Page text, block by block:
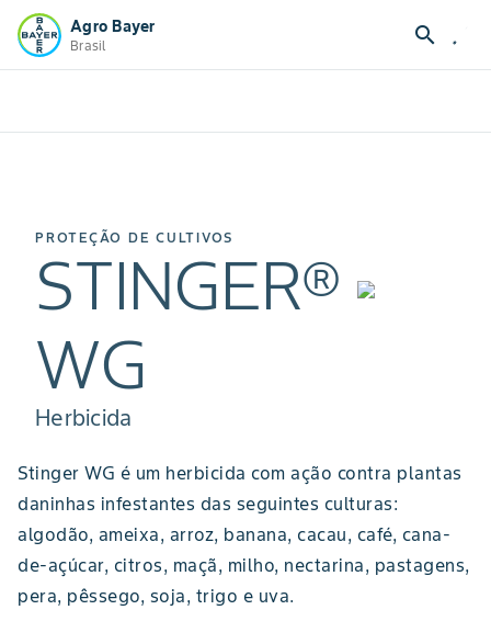
Agro Bayer
Brasil search
PROTEÇÃO DE CULTIVOS
STINGER®
WG
Herbicida
Stinger WG é um herbicida com ação contra plantas
daninhas infestantes das seguintes culturas:
algodão, ameixa, arroz, banana, cacau, café, cana-
de-açúcar, citros, maçã, milho, nectarina, pastagens,
pera, pêssego, soja, trigo e uva.